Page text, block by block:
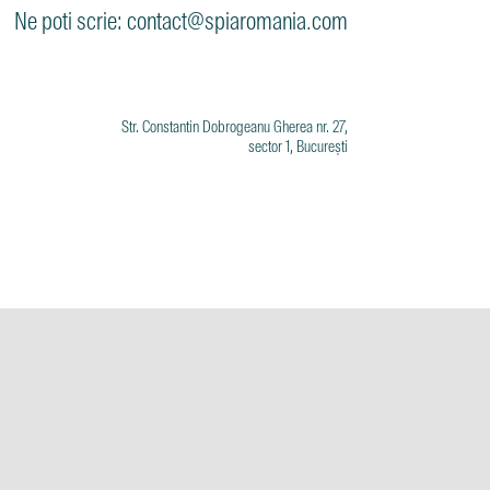
Ne poti scrie: contact@spiaromania.com
Str. Constantin Dobrogeanu Gherea nr. 27,
sector 1, București